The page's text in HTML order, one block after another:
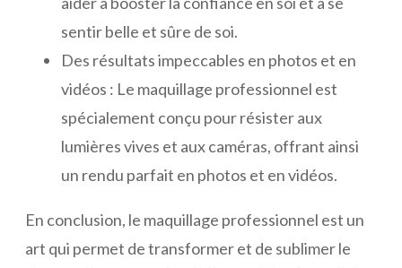
sentir belle et sûre de soi.
Des résultats impeccables en photos et en
vidéos : Le maquillage professionnel est
spécialement conçu pour résister aux
lumières vives et aux caméras, offrant ainsi
un rendu parfait en photos et en vidéos.
En conclusion, le maquillage professionnel est un
art qui permet de transformer et de sublimer le